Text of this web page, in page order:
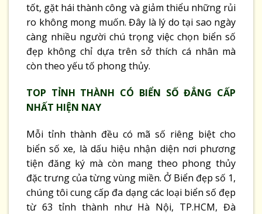
tốt, gặt hái thành công và giảm thiểu những rủi
ro không mong muốn. Đây là lý do tại sao ngày
càng nhiều người chú trọng việc chọn biển số
đẹp không chỉ dựa trên sở thích cá nhân mà
còn theo yếu tố phong thủy.
TOP TỈNH THÀNH CÓ BIỂN SỐ ĐẲNG CẤP
NHẤT HIỆN NAY
Mỗi tỉnh thành đều có mã số riêng biệt cho
biển số xe, là dấu hiệu nhận diện nơi phương
tiện đăng ký mà còn mang theo phong thủy
đặc trưng của từng vùng miền. Ở Biển đẹp số 1,
chúng tôi cung cấp đa dạng các loại biển số đẹp
từ 63 tỉnh thành như Hà Nội, TP.HCM, Đà